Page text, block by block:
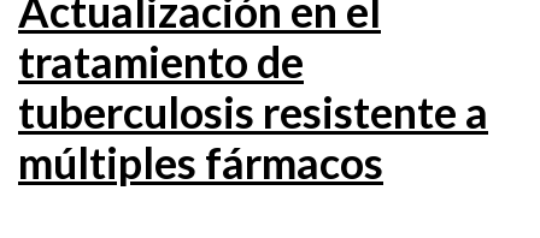
Actualización en el
tratamiento de
tuberculosis resistente a
múltiples fármacos